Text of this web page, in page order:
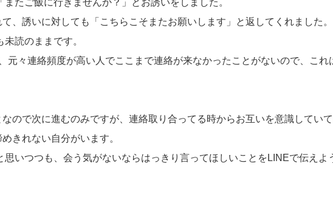
たご飯に行きませんか？」とお誘いをしました。
、誘いに対しても「こちらこそまたお願いします」と返してくれました。
読のままです。
元々連絡頻度が高い人でここまで連絡が来なかったことがないので、これ
ので次に進むのみですが、連絡取り合ってる時からお互いを意識してい
きれない自分がいます。
思いつつも、会う気がないならはっきり言ってほしいことをLINEで伝えよ